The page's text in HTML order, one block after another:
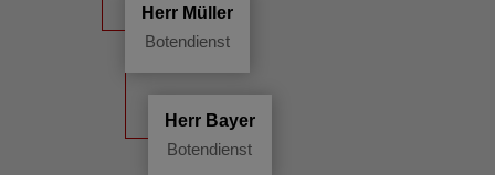
Herr Müller
Botendienst
Herr Bayer
Botendienst